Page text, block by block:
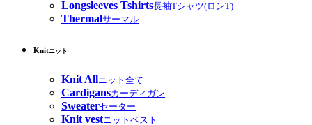
Longsleeves Tshirts長袖Tシャツ(ロンT)
Thermalサーマル
Knitニット
Knit Allニット全て
Cardigansカーディガン
Sweaterセーター
Knit vestニットベスト